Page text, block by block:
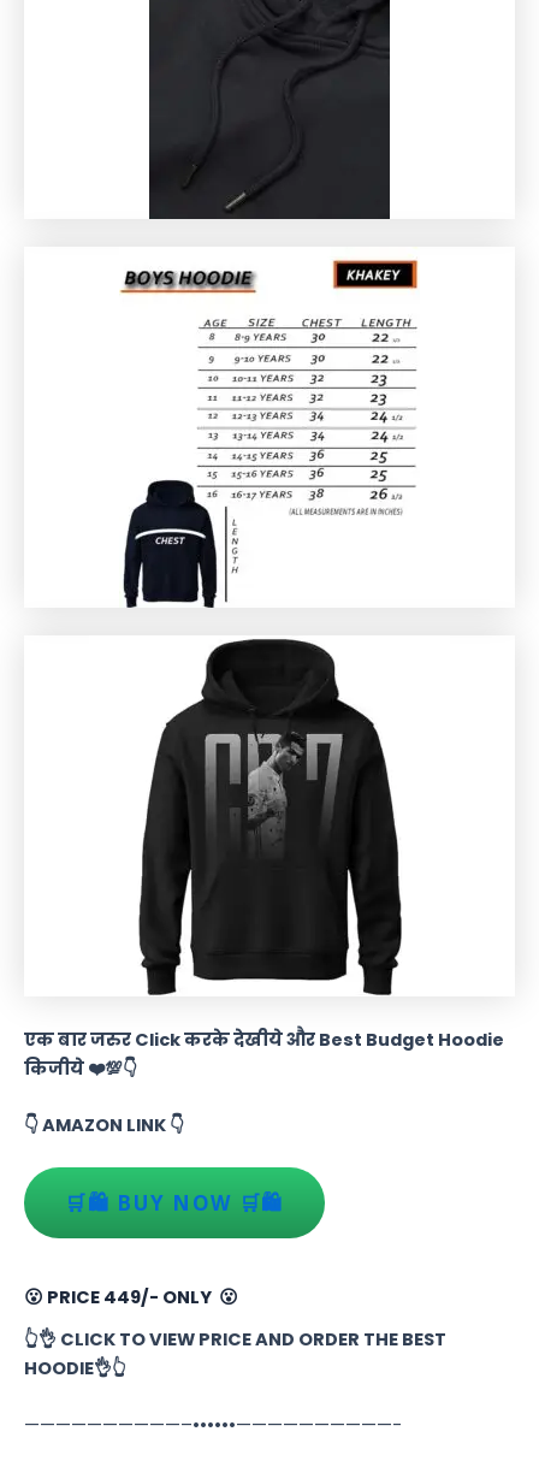
एक बार जरुर Clickकरके देखीये और Best Budget Hoodie
किजीये ❤️💯👇
👇 AMAZON LINK 👇
🛒🛍️ BUY NOW 🛒🛍️
😮 PRICE 449/- ONLY 😮
👆👌 CLICK TO VIEW PRICE AND ORDER THE BEST
HOODIE👌👆
——————————–••••••——————————-